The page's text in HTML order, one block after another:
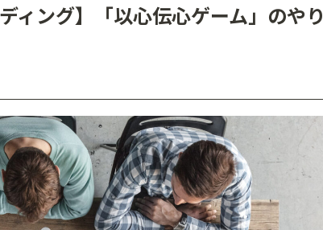
ィング】「以心伝心ゲーム」のやり